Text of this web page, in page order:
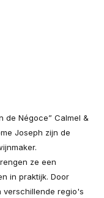
de Négoce” Calmel &
Joseph zijn de
ze een
in praktijk. Door
verschillende regio's